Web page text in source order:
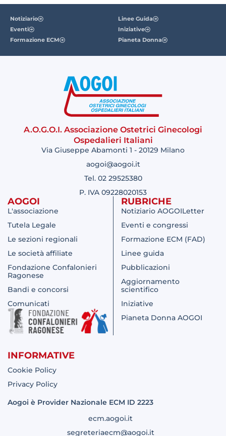
Notiziario
Eventi
Formazione ECM
Linee Guida
Iniziative
Pianeta Donna
A.O.G.O.I. Associazione Ostetrici Ginecologi
Ospedalieri Italiani
Via Giuseppe Abamonti 1 - 20129 Milano
aogoi@aogoi.it
Tel. 02 29525380
P. IVA 09228020153
AOGOI
L'associazione
Tutela Legale
Le sezioni regionali
Le società affiliate
Fondazione Confalonieri
Ragonese
Bandi e concorsi
Comunicati
RUBRICHE
Notiziario AOGOILetter
Eventi e congressi
Formazione ECM (FAD)
Linee guida
Pubblicazioni
Aggiornamento
scientifico
Iniziative
Pianeta Donna AOGOI
INFORMATIVE
Cookie Policy
Privacy Policy
Aogoi è Provider Nazionale ECM ID 2223
ecm.aogoi.it
segreteriaecm@aogoi.it